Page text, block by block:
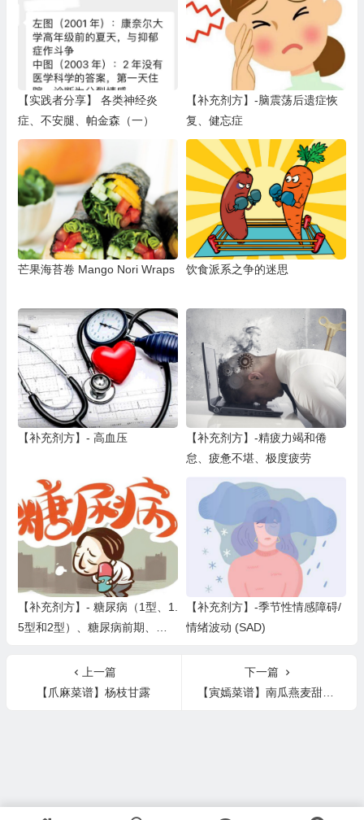
【实践者分享】 各类神经炎
症、不安腿、帕金森（一）
【补充剂方】-脑震荡后遗症恢
复、健忘症
芒果海苔卷 Mango Nori Wraps 饮食派系之争的迷思
【补充剂方】- 高血压
【补充剂方】-精疲力竭和倦
怠、疲惫不堪、极度疲劳
【补充剂方】- 糖尿病（1型、1.
5型和2型）、糖尿病前期、高
【补充剂方】-季节性情感障碍/
情绪波动 (SAD)
上一篇
【爪麻菜谱】杨枝甘露
下一篇
【寅嫣菜谱】南瓜燕麦甜甜圈